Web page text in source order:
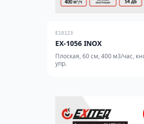
E10123
EX-1056 INOX
Плоская, 60 см, 400 м3/час,
упр.